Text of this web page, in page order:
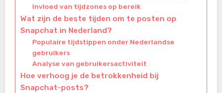
Invloed van tijdzones op bereik
Wat zijn de beste tijden om te posten op
Snapchat in Nederland?
Populaire tijdstippen onder Nederlandse
gebruikers
Analyse van gebruikersactiviteit
Hoe verhoog je de betrokkenheid bij
Snapchat-posts?